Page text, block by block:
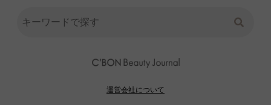
運営会社について